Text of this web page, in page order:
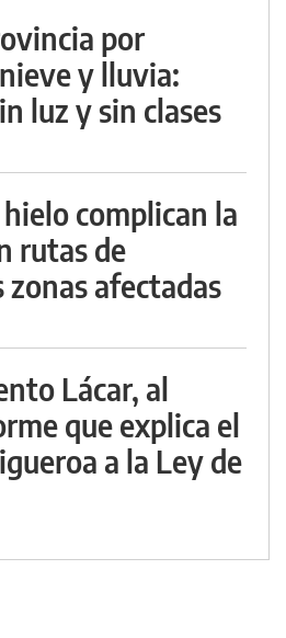
por
y lluvia:
luz y sin clases
complican la
rutas de
zonas afectadas
Lácar, al
que explica el
a la Ley de